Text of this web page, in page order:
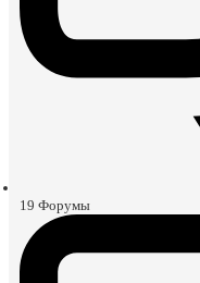
19 Форумы